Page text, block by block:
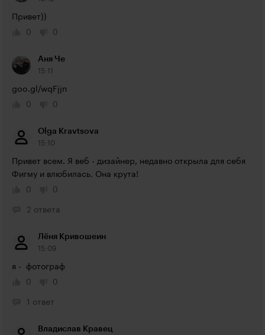
Привет))
0
0
Аня Че
15:11
goo.gl/wqFjjn
0
0
Olga Kravtsova
15:10
Привет всем. Я веб - дизайнер, недавно открыла для себя
Фигму и влюбилась. Она крута!
0
0
2 ответа
Лёня Кривошеин
15:09
я -  фотограф
0
0
1 ответ
Владислав Кравец